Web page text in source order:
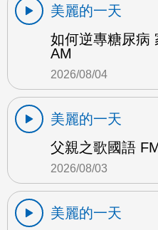
美麗的一天
如何逆專糖尿病
AM
2026/08/04
美麗的一天
父親之歌國語
2026/08/03
美麗的一天